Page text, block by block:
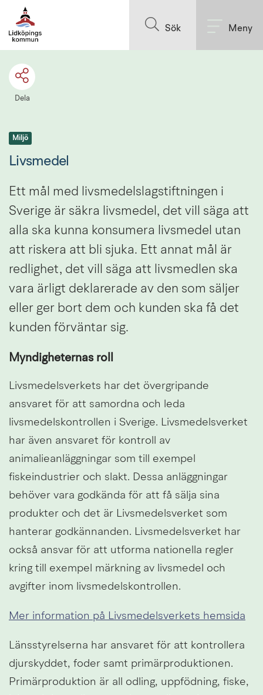
Sök Meny
Dela
Miljö
Livsmedel
Ett mål med livsmedelslagstiftningen i
Sverige är säkra livsmedel, det vill säga att
alla ska kunna konsumera livsmedel utan
att riskera att bli sjuka. Ett annat mål är
redlighet, det vill säga att livsmedlen ska
vara ärligt deklarerade av den som säljer
eller ger bort dem och kunden ska få det
kunden förväntar sig.
Myndigheternas roll
Livsmedelsverkets har det övergripande
ansvaret för att samordna och leda
livsmedelskontrollen i Sverige. Livsmedelsverket
har även ansvaret för kontroll av
animalieanläggningar som till exempel
fiskeindustrier och slakt. Dessa anläggningar
behöver vara godkända för att få sälja sina
produkter och det är Livsmedelsverket som
hanterar godkännanden. Livsmedelsverket har
också ansvar för att utforma nationella regler
kring till exempel märkning av livsmedel och
avgifter inom livsmedelskontrollen.
Mer information på Livsmedelsverkets hemsida
Länsstyrelserna har ansvaret för att kontrollera
djurskyddet, foder samt primärproduktionen.
Primärproduktion är all odling, uppfödning, fiske,